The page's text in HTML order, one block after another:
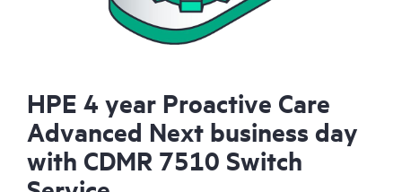
HPE 4 year Proactive Care
Advanced Next business day
with CDMR 7510 Switch